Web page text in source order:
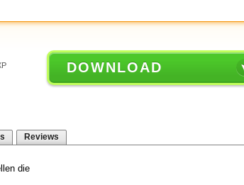
DOWNLOAD
Reviews
die